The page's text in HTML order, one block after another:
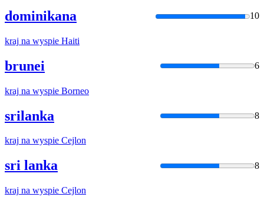
dominikana 10
kraj na wyspie Haiti
brunei 6
kraj na wyspie Borneo
srilanka 8
kraj na wyspie Cejlon
sri lanka 8
kraj na wyspie Cejlon